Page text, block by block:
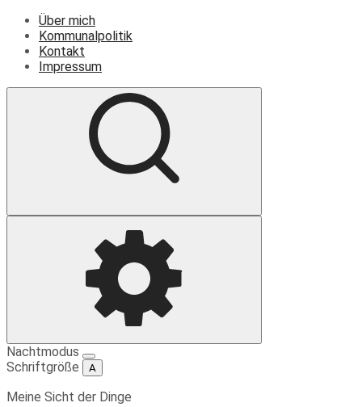
Über mich
Kommunalpolitik
Kontakt
Impressum
Suche
Einstellungen
Nachtmodus
Schriftgröße
A
Meine Sicht der Dinge